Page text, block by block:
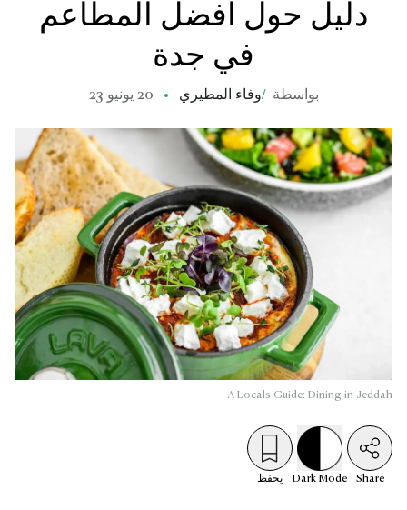
دليل حول أفضل المطاعم
في جدة
بواسطة /وفاء المطيري 20 يونيو 23
A Locals Guide: Dining in Jeddah
Share
Dark Mode يحفظ